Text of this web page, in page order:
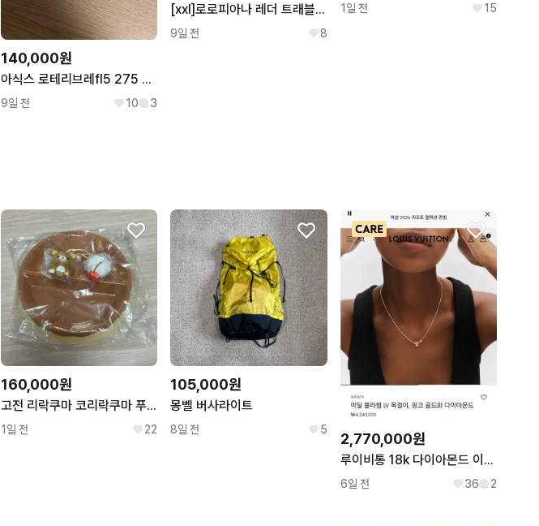
140,000원
아식스 로테리브레fl5 275 체대입시화
9일 전 10 3
[xxl]로로피아나 레더 트래블러 바이커 그레인 가죽자켓
9일 전 8
1일 전 15
160,000원
고전 리락쿠마 코리락쿠마 푸딩 런치 플레이트 그릇 접시
1일 전 22
105,000원
몽벨 버사라이트
8일 전 5
2,770,000원
루이비통 18k 다이아몬드 이딜 블라썸 목걸이
6일 전 36 2